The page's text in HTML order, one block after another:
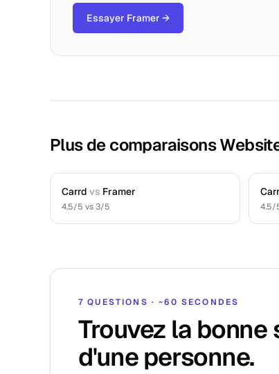
Essayer Framer →
Plus de comparaisons
Carrd vs Framer
4.5/5 vs3/5 4.5/
7 QUESTIONS · ~60 SECONDES
Trouvez la
d'une personne.